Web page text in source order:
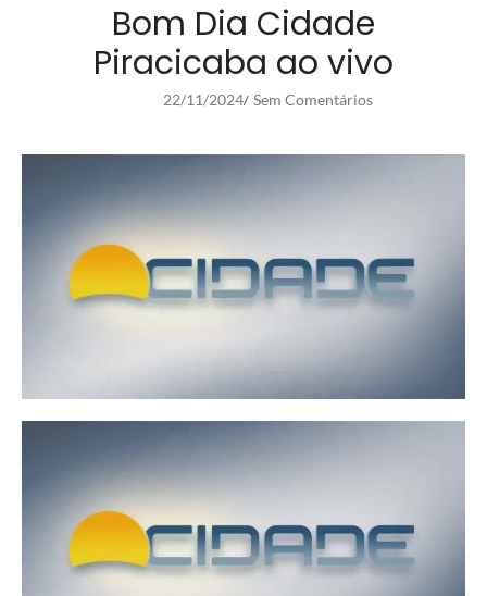
Bom Dia Cidade
Piracicaba ao vivo
22/11/2024/ Sem Comentários